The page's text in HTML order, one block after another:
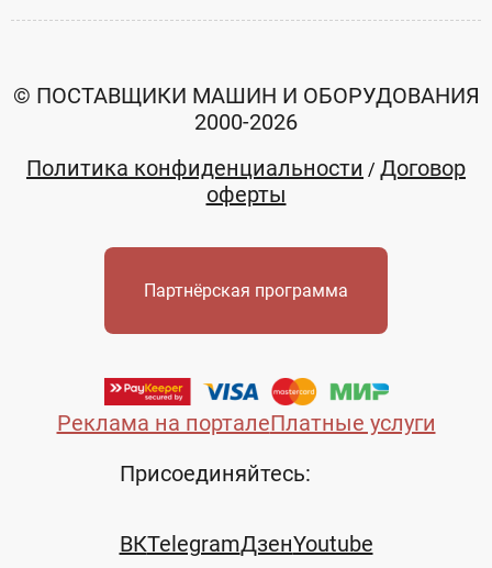
Реклама на порталеПлатные услуги
© ПОСТАВЩИКИ МАШИН И ОБОРУДОВАНИЯ
2000-2026
Политика конфиденциальности / Договор
оферты
Партнёрская программа
Присоединяйтесь:
ВКTelegramДзенYoutube